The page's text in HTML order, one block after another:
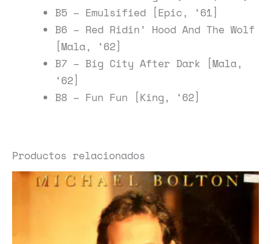
B5 – Emulsified [Epic, ‘61]
B6 – Red Ridin’ Hood And The Wolf
[Mala, ‘62]
B7 – Big City After Dark [Mala,
‘62]
B8 – Fun Fun [King, ‘62]
Productos relacionados